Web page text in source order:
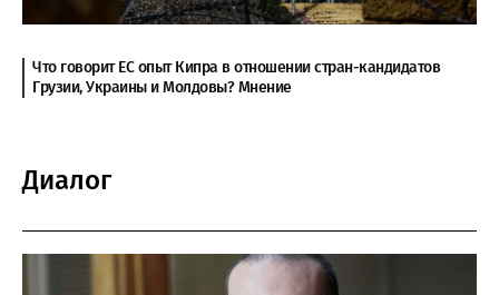
Что говорит ЕС опыт Кипра в отношении стран-кандидатов
Грузии, Украины и Молдовы? Мнение
Диалог